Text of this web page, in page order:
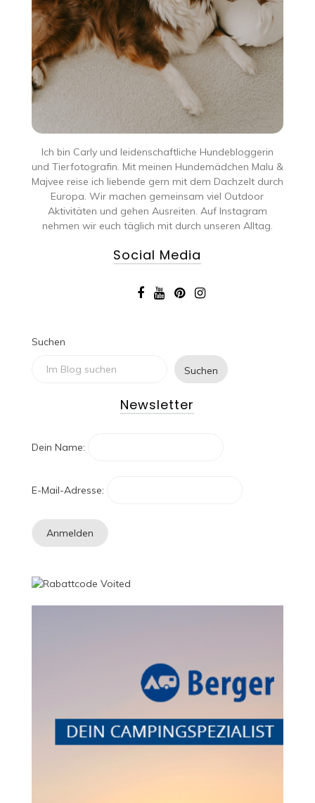
Ich bin Carly und leidenschaftliche Hundebloggerin
und Tierfotografin. Mit meinen Hundemädchen Malu &
Majvee reise ich liebende gern mit dem Dachzelt durch
Europa. Wir machen gemeinsam viel Outdoor
Aktivitäten und gehen Ausreiten. Auf Instagram
nehmen wir euch täglich mit durch unseren Alltag.
Social Media
Suchen
Suchen
Newsletter
Dein Name:
E-Mail-Adresse: